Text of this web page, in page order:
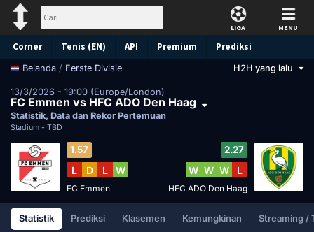
LIGA MENU
Corner Tenis (EN) API Premium Prediksi
Belanda / Eerste Divisie H2H yang lalu
13/3/2026 - 19:00 (Europe/London)
FC Emmen vs HFC ADO Den Haag
Statistik, Data dan Rekor Pertemuan
Stadium - TBD
1.57
L D L W
FC Emmen
2.27
W W W L
HFC ADO Den Haag
Statistik Prediksi Klasemen Kemungkinan Streaming /